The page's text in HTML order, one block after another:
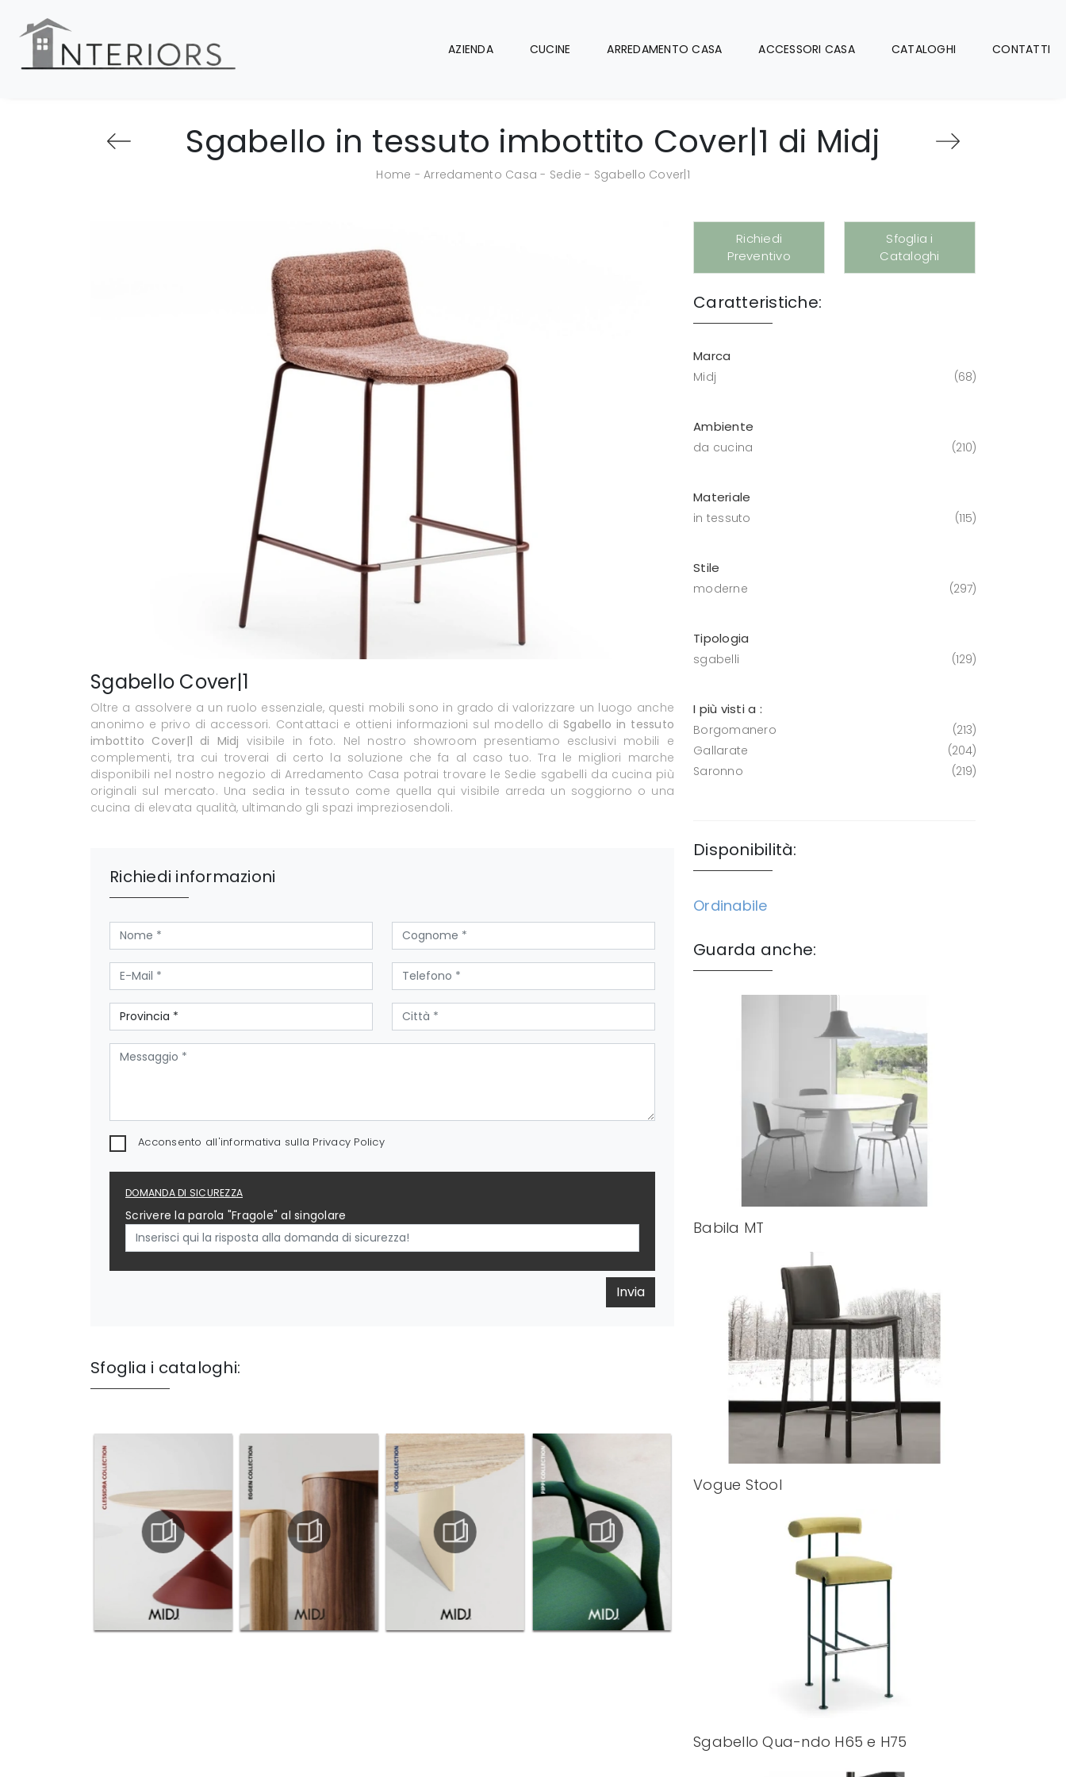
AZIENDA CUCINE ARREDAMENTO CASA ACCESSORI CASA CATALOGHI CONTATTI
Sgabello in tessuto imbottito Cover|1 di Midj
Home - Arredamento Casa - Sedie - Sgabello Cover|1
Sgabello Cover|1
Oltre a assolvere a un ruolo essenziale, questi mobili sono in grado di valorizzare un luogo anche
anonimo e privo di accessori. Contattaci e ottieni informazioni sul modello di Sgabello in tessuto
imbottito Cover|1 di Midj visibile in foto. Nel nostro showroom presentiamo esclusivi mobili e
complementi, tra cui troverai di certo la soluzione che fa al caso tuo. Tra le migliori marche
disponibili nel nostro negozio di Arredamento Casa potrai trovare le Sedie sgabelli da cucina più
originali sul mercato. Una sedia in tessuto come quella qui visibile arreda un soggiorno o una
cucina di elevata qualità, ultimando gli spazi impreziosendoli.
Richiedi informazioni
Acconsento all'informativa sulla Privacy Policy
DOMANDA DI SICUREZZA
Scrivere la parola "Fragole" al singolare
Invia
Sfoglia i cataloghi:
Richiedi
Preventivo
Sfoglia i
Cataloghi
Caratteristiche:
Marca
Midj 68
Ambiente
da cucina 210
Materiale
in tessuto 115
Stile
moderne 297
Tipologia
sgabelli 129
I più visti a :
Borgomanero
213
Gallarate
204
Saronno
219
Disponibilità:
Ordinabile
Guarda anche:
Babila MT
Vogue Stool
Sgabello Qua-ndo H65 e H75